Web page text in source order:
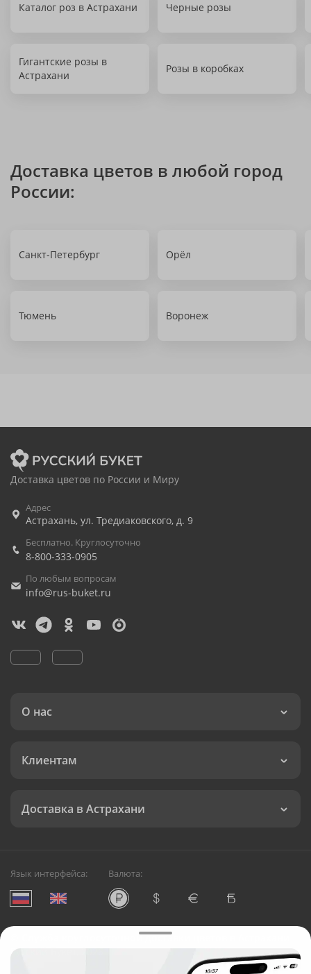
Каталог роз в Астрахани Черные розы
Гигантские розы в
Астрахани
Розы в коробках
Доставка цветов в любой город
России:
Санкт-Петербург Орёл
Тюмень Воронеж
Доставка цветов по России и Миру
Адрес
Астрахань, ул. Тредиаковского, д. 9
Бесплатно. Круглосуточно
8-800-333-0905
По любым вопросам
info@rus-buket.ru
О нас
Клиентам
Доставка в Астрахани
Язык интерфейса: Валюта:
Служба круглосуточной доставки цветов в Астрахани
Русский Букет, 2026